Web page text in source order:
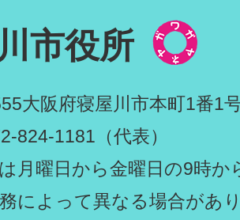
市役所
大阪府寝屋川市本町1番1
824-1181（代表）
月曜日から金曜日の9時か
によって異なる場合があ